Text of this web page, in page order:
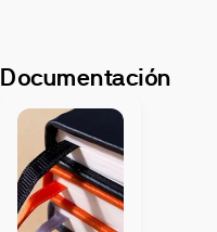
Documentación